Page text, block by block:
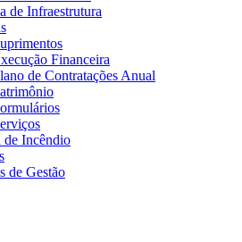
de Infraestrutura
Financeira
de Contratações Anual
de Incêndio
de Gestão